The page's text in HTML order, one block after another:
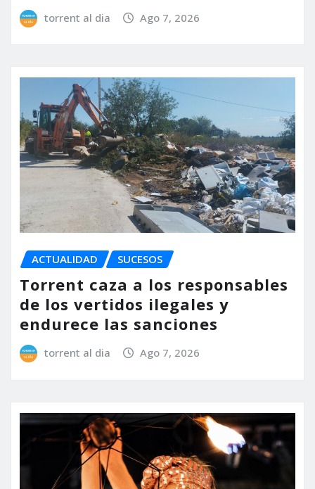
torrent al dia Ago 7, 2026
ACTUALIDAD SUCESOS
Torrent caza a los responsables
de los vertidos ilegales y
endurece las sanciones
torrent al dia Ago 7, 2026